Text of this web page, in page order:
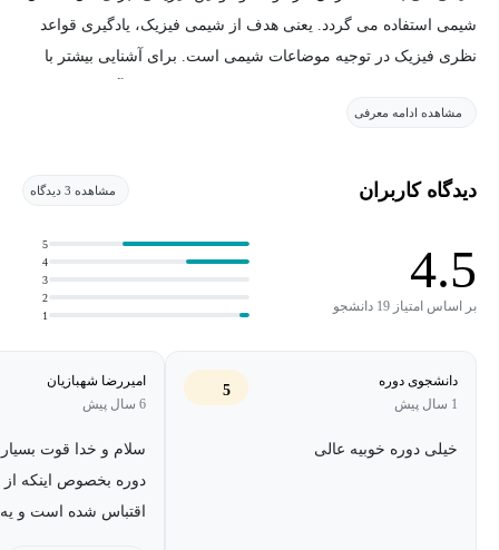
شیمی استفاده می گردد. یعنی هدف از شیمی فیزیک، یادگیری قواعد
نظری فیزیک در توجیه موضاعات شیمی است. برای آشنایی بیشتر با
گردیم.شیمی فیزیک
گیپس ، هملهولتز ، آرنیوس ، نرنست ، شرودینگر و غیره می باشد .
مشاهده ادامه معرفی
دیدگاه کاربران مشاهده 3 دیدگاه
4.5
بر اساس امتیاز 19 دانشجو
1
2
3
4
5
دانشجوی دوره
1 سال پیش
5
خیلی دوره خوبیه عالی
امیررضا شهبازیان
6 سال پیش
سلام و خدا قوت
دوره بخصوص اینکه
اقتباس شده است و